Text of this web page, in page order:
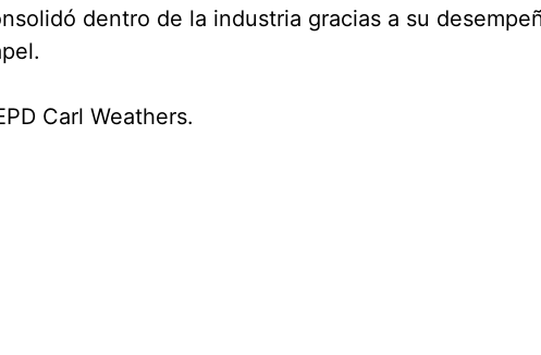
dentro de la industria gracias a su
Carl Weathers.